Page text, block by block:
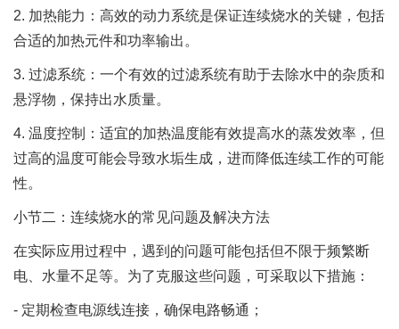
2. 加热能力：高效的动力系统是保证连续烧水的关键，包括
合适的加热元件和功率输出。
3. 过滤系统：一个有效的过滤系统有助于去除水中的杂质和
悬浮物，保持出水质量。
4. 温度控制：适宜的加热温度能有效提高水的蒸发效率，但
过高的温度可能会导致水垢生成，进而降低连续工作的可能
性。
小节二：连续烧水的常见问题及解决方法
在实际应用过程中，遇到的问题可能包括但不限于频繁断
电、水量不足等。为了克服这些问题，可采取以下措施：
- 定期检查电源线连接，确保电路畅通；